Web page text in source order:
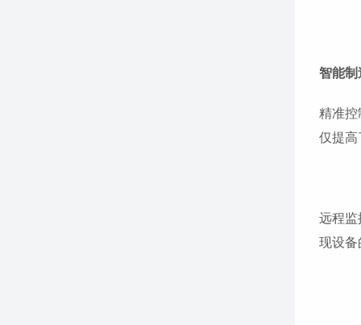
智能制
精准
仅提高
远程
现设备